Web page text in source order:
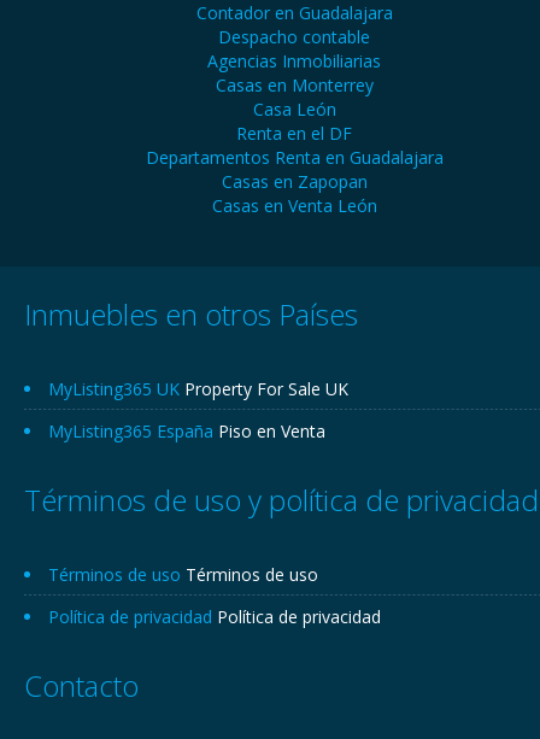
Contador en Guadalajara
Despacho contable
Agencias Inmobiliarias
Casas en Monterrey
Casa León
Renta en el DF
Departamentos Renta en Guadalajara
Casas en Zapopan
Casas en Venta León
Inmuebles en otros Países
MyListing365 UK Property For Sale UK
MyListing365 España Piso en Venta
Términos de uso y política de privacidad
Términos de uso Términos de uso
Política de privacidad Política de privacidad
Contacto